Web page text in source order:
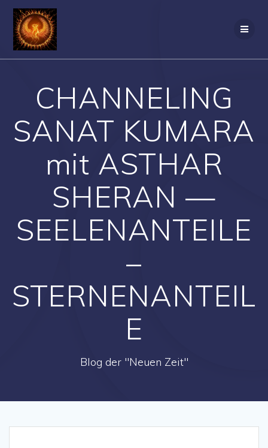
CHANNELING
SANAT KUMARA
mit ASTHAR
SHERAN —
SEELENANTEILE
–
STERNENANTEIL
E
Blog der "Neuen Zeit"